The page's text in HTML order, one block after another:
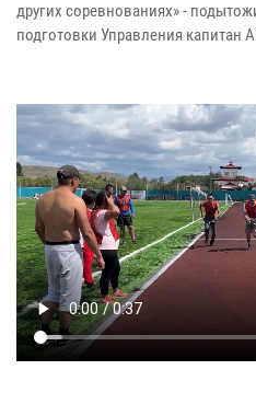
других соревнованиях» -
подготовки Управления капитан